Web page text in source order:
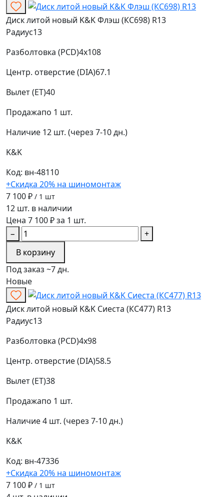
Диск литой новый K&K Флэш (КС698) R13
Радиус13
Разболтовка (PCD)4x108
Центр. отверстие (DIA)67.1
Вылет (ET)40
Продажапо 1 шт.
Наличие 12 шт. (через 7-10 дн.)
K&K
Код: вн-48110
+Скидка 20% на шиномонтаж
7 100 ₽ / 1 шт
12 шт. в наличии
Цена 7 100 ₽ за 1 шт.
−
+
В корзину
Под заказ ~7 дн.
Новые
Диск литой новый K&K Сиеста (КС477) R13
Радиус13
Разболтовка (PCD)4x98
Центр. отверстие (DIA)58.5
Вылет (ET)38
Продажапо 1 шт.
Наличие4 шт. (через 7-10 дн.)
K&K
Код: вн-47336
+Скидка 20% на шиномонтаж
7 100 ₽ / 1 шт